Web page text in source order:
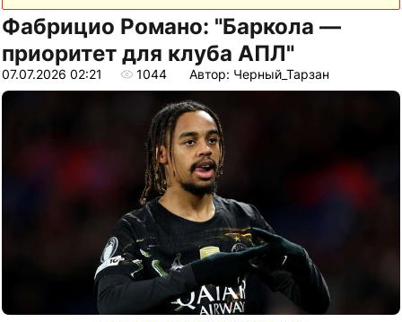
Фабрицио Романо: "Баркола —
приоритет для клуба АПЛ"
07.07.2026 02:21 1044 Автор: Черный_Тарзан